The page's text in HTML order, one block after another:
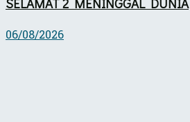
06/08/2026